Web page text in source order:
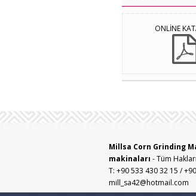
ONLİNE
Millsa Corn Grinding
makinaları - Tüm
T: +90 533 430 32 15 /
mill_sa42@hotmail.com